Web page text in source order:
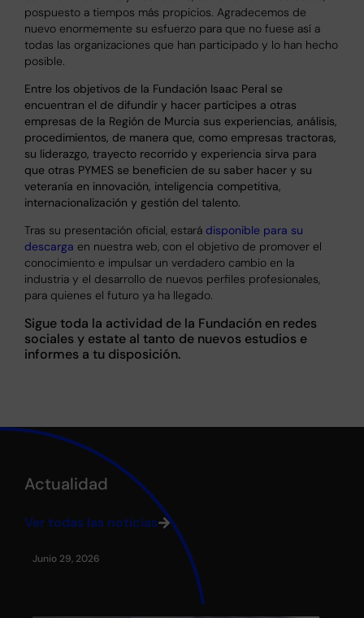
pospuesto a tiempos más propicios. Agradecemos de
nuevo enormemente su esfuerzo para que no fuese así a
todas las organizaciones que han participado y lo han hecho
posible.
Entre los objetivos de la Fundación Isaac Peral se
encuentran el de difundir y hacer partícipes a otras
empresas de la Región de Murcia sus experiencias, análisis,
procedimientos, de manera que, como empresas tractoras,
su liderazgo, trayecto recorrido y experiencia sirva para
que otras PYMES se beneficien de su saber hacer y su
veteranía en innovación, inteligencia competitiva,
internacionalización y gestión del talento.
Tras su presentación oficial, estará disponible para su
descarga en nuestra web, con el objetivo de promover el
conocimiento e impulsar un verdadero cambio en la
industria y el desarrollo de nuevos perfiles profesionales,
para quienes el futuro ya ha llegado.
Sigue toda la actividad de la Fundación en redes
sociales y estate al tanto de nuevos estudios e
informes a tu disposición.
Actualidad
Ver todas las noticias
Junio 29, 2026